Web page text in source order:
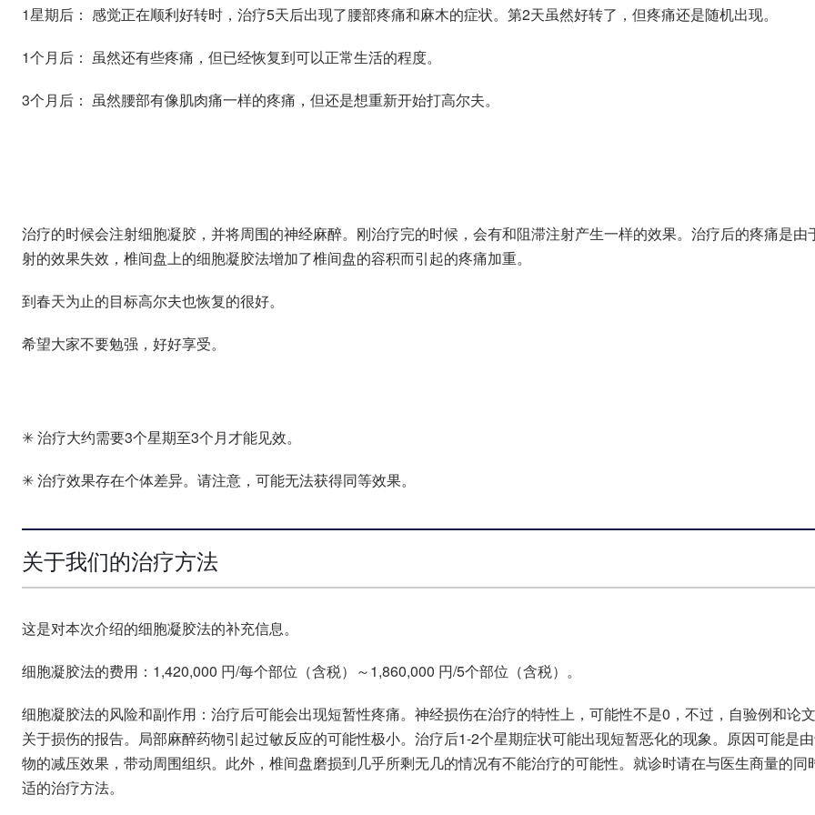
1星期后： 感觉正在顺利好转时，治疗5天后出现了腰部疼痛和麻木的症状。第2天虽然好转了，但疼痛还是随机出现。
1个月后： 虽然还有些疼痛，但已经恢复到可以正常生活的程度。
3个月后： 虽然腰部有像肌肉痛一样的疼痛，但还是想重新开始打高尔夫。
治疗的时候会注射细胞凝胶，并将周围的神经麻醉。刚治疗完的时候，会有和阻滞注射产生一样的效果。治疗后的疼痛是由
射的效果失效，椎间盘上的细胞凝胶法增加了椎间盘的容积而引起的疼痛加重。
到春天为止的目标高尔夫也恢复的很好。
希望大家不要勉强，好好享受。
✳ 治疗大约需要3个星期至3个月才能见效。
✳ 治疗效果存在个体差异。请注意，可能无法获得同等效果。
关于我们的治疗方法
这是对本次介绍的细胞凝胶法的补充信息。
细胞凝胶法的费用：1,420,000 円/每个部位（含税）～1,860,000 円/5个部位（含税）。
细胞凝胶法的风险和副作用：治疗后可能会出现短暂性疼痛。神经损伤在治疗的特性上，可能性不是0，不过，自验例和论
关于损伤的报告。局部麻醉药物引起过敏反应的可能性极小。治疗后1-2个星期症状可能出现短暂恶化的现象。原因可能是
物的减压效果，带动周围组织。此外，椎间盘磨损到几乎所剩无几的情况有不能治疗的可能性。就诊时请在与医生商量的同
适的治疗方法。